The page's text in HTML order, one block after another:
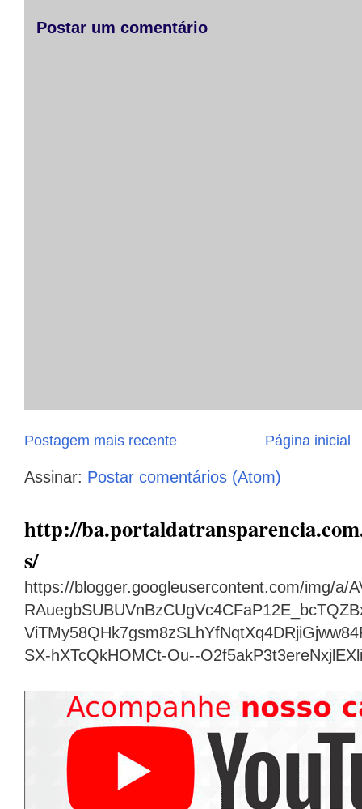
Postar um comentário
Postagem mais recente Página inicial
Assinar: Postar comentários (Atom)
http://
s/
https://blogger.googleusercontent.com/img/a/
SX-hXTcQkHOMCt-Ou--